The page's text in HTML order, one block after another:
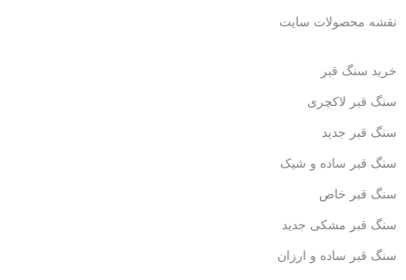
نقشه محصولات سایت
خرید سنگ قبر
سنگ قبر لاکچری
سنگ قبر جدید
سنگ قبر ساده و شیک
سنگ قبر خاص
سنگ قبر مشکی جدید
سنگ قبر ساده و ارزان